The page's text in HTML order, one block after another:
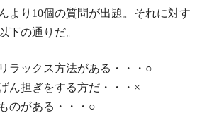
より10個の質問が出題。それに対す
下の通りだ。
ラックス方法がある・・・○
ん担ぎをする方だ・・・×
のがある・・・○